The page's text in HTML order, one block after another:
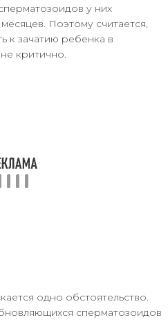
у них
Поэтому считается,
к зачатию ребенка в
критично.
одно обстоятельство.
сперматозоидов